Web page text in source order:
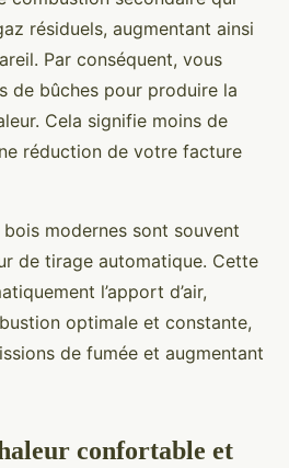
résiduels, augmentant ainsi
Par conséquent, vous
de bûches pour produire la
Cela signifie moins de
réduction de votre facture
modernes sont souvent
de tirage automatique. Cette
l’apport d’air,
optimale et constante,
de fumée et augmentant
confortable et